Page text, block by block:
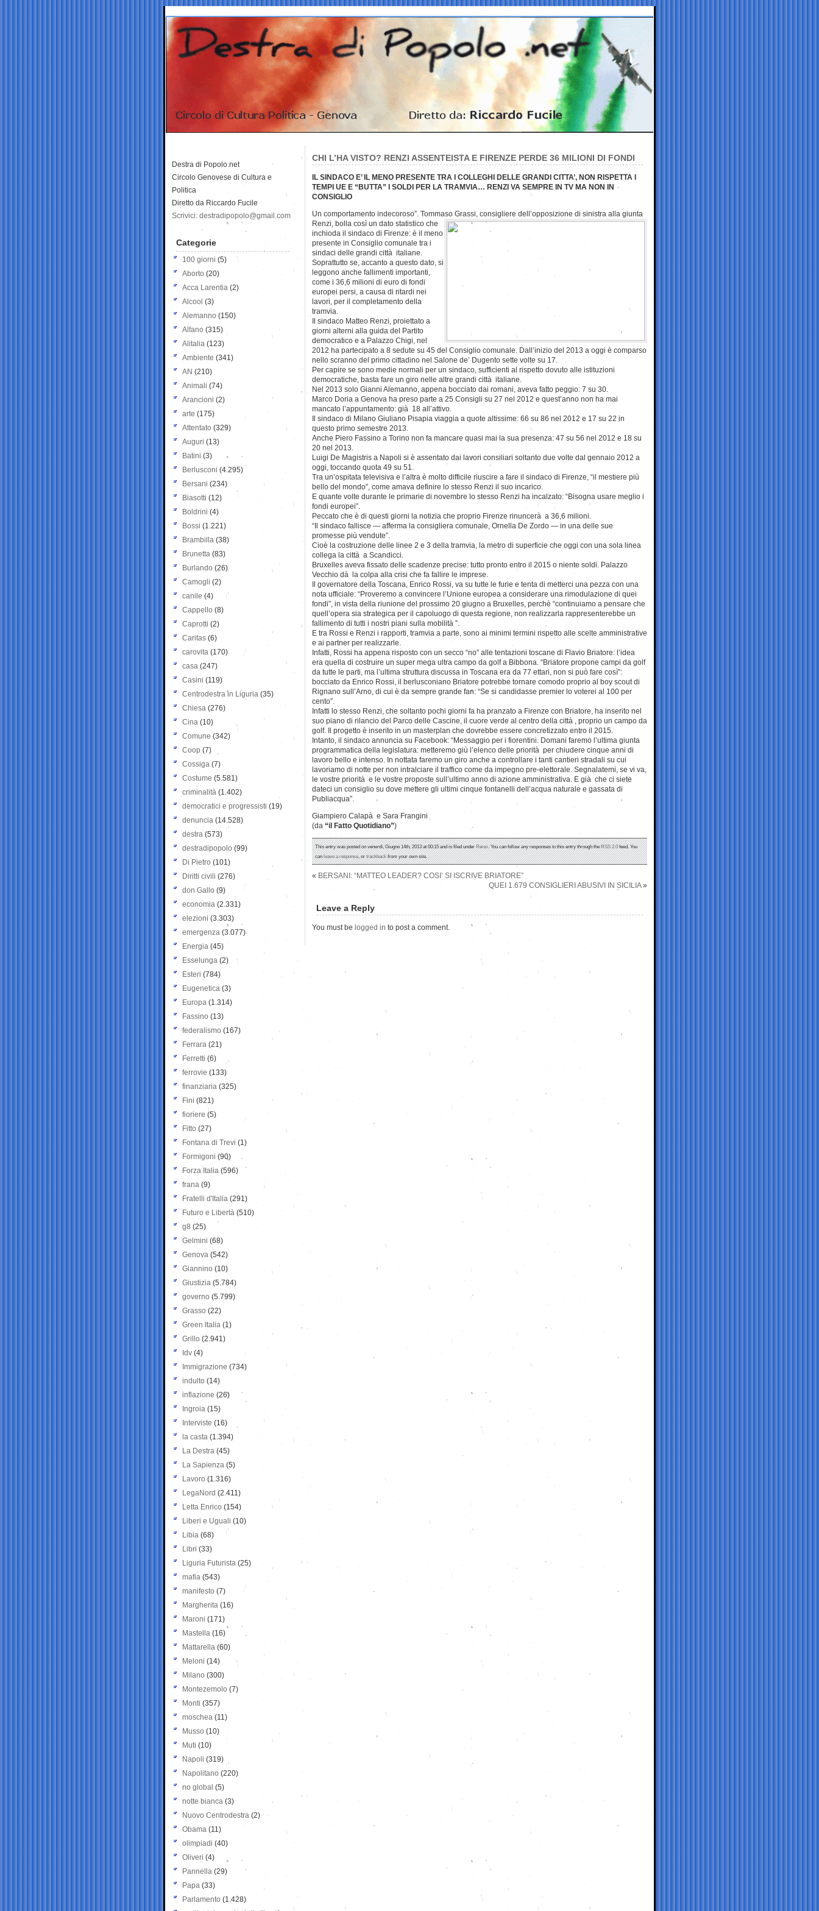
CHI L’HA VISTO? RENZI ASSENTEISTA E FIRENZE PERDE 36 MILIONI DI FONDI
IL SINDACO E’ IL MENO PRESENTE TRA I COLLEGHI DELLE GRANDI CITTA’, NON RISPETTA I
TEMPI UE E “BUTTA” I SOLDI PER LA TRAMVIA… RENZI VA SEMPRE IN TV MA NON IN
CONSIGLIO
Un comportamento indecoroso”. Tommaso Grassi, consigliere dell’opposizione di sinistra alla giunta
Renzi, bolla così un dato statistico che
inchioda il sindaco di Firenze: è il meno
presente in Consiglio comunale tra i
sindaci delle grandi città italiane.
Soprattutto se, accanto a questo dato, si
leggono anche fallimenti importanti,
come i 36,6 milioni di euro di fondi
europei persi, a causa di ritardi nei
lavori, per il completamento della
tramvia.
Il sindaco Matteo Renzi, proiettato a
giorni alterni alla guida del Partito
democratico e a Palazzo Chigi, nel
2012 ha partecipato a 8 sedute su 45 del Consiglio comunale. Dall’inizio del 2013 a oggi è comparso
nello scranno del primo cittadino nel Salone de’ Dugento sette volte su 17.
Per capire se sono medie normali per un sindaco, sufficienti al rispetto dovuto alle istituzioni
democratiche, basta fare un giro nelle altre grandi città italiane.
Nel 2013 solo Gianni Alemanno, appena bocciato dai romani, aveva fatto peggio: 7 su 30.
Marco Doria a Genova ha preso parte a 25 Consigli su 27 nel 2012 e quest’anno non ha mai
mancato l’appuntamento: già 18 all’attivo.
Il sindaco di Milano Giuliano Pisapia viaggia a quote altissime: 66 su 86 nel 2012 e 17 su 22 in
questo primo semestre 2013.
Anche Piero Fassino a Torino non fa mancare quasi mai la sua presenza: 47 su 56 nel 2012 e 18 su
20 nel 2013.
Luigi De Magistris a Napoli si è assentato dai lavori consiliari soltanto due volte dal gennaio 2012 a
oggi, toccando quota 49 su 51.
Tra un’ospitata televisiva e l’altra è molto difficile riuscire a fare il sindaco di Firenze, “il mestiere più
bello del mondo”, come amava definire lo stesso Renzi il suo incarico.
E quante volte durante le primarie di novembre lo stesso Renzi ha incalzato: “Bisogna usare meglio i
fondi europei”.
Peccato che è di questi giorni la notizia che proprio Firenze rinuncerà a 36,6 milioni.
“Il sindaco fallisce — afferma la consigliera comunale, Ornella De Zordo — in una delle sue
promesse più vendute”.
Cioè la costruzione delle linee 2 e 3 della tramvia, la metro di superficie che oggi con una sola linea
collega la città a Scandicci.
Bruxelles aveva fissato delle scadenze precise: tutto pronto entro il 2015 o niente soldi. Palazzo
Vecchio dà la colpa alla crisi che fa fallire le imprese.
Il governatore della Toscana, Enrico Rossi, va su tutte le furie e tenta di metterci una pezza con una
nota ufficiale: “Proveremo a convincere l’Unione europea a considerare una rimodulazione di quei
fondi”, in vista della riunione del prossimo 20 giugno a Bruxelles, perchè “continuiamo a pensare che
quell’opera sia strategica per il capoluogo di questa regione, non realizzarla rappresenterebbe un
fallimento di tutti i nostri piani sulla mobilità ”.
E tra Rossi e Renzi i rapporti, tramvia a parte, sono ai minimi termini rispetto alle scelte amministrative
e ai partner per realizzarle.
Infatti, Rossi ha appena risposto con un secco “no” alle tentazioni toscane di Flavio Briatore: l’idea
era quella di costruire un super mega ultra campo da golf a Bibbona. “Briatore propone campi da golf
da tutte le parti, ma l’ultima struttura discussa in Toscana era da 77 ettari, non si può fare così”:
bocciato da Enrico Rossi, il berlusconiano Briatore potrebbe tornare comodo proprio al boy scout di
Rignano sull’Arno, di cui è da sempre grande fan: “Se si candidasse premier lo voterei al 100 per
cento”.
Infatti lo stesso Renzi, che soltanto pochi giorni fa ha pranzato a Firenze con Briatore, ha inserito nel
suo piano di rilancio del Parco delle Cascine, il cuore verde al centro della città , proprio un campo da
golf. Il progetto è inserito in un masterplan che dovrebbe essere concretizzato entro il 2015.
Intanto, il sindaco annuncia su Facebook: “Messaggio per i fiorentini. Domani faremo l’ultima giunta
programmatica della legislatura: metteremo giù l’elenco delle priorità per chiudere cinque anni di
lavoro bello e intenso. In nottata faremo un giro anche a controllare i tanti cantieri stradali su cui
lavoriamo di notte per non intralciare il traffico come da impegno pre-elettorale. Segnalatemi, se vi va,
le vostre priorità e le vostre proposte sull’ultimo anno di azione amministrativa. E già che ci siete
dateci un consiglio su dove mettere gli ultimi cinque fontanelli dell’acqua naturale e gassata di
Publiacqua”.
Giampiero Calapà e Sara Frangini
(da “il Fatto Quotidiano”)
This entry was posted on venerdì, Giugno 14th, 2013 at 00:15 and is filed underRenzi. You can follow any responses to this entry through theRSS 2.0feed. You
canleave a response, ortrackbackfrom your own site.
« BERSANI: “MATTEO LEADER? COSI’ SI ISCRIVE BRIATORE”
QUEI 1.679 CONSIGLIERI ABUSIVI IN SICILIA»
Leave a Reply
You must be logged in to post a comment.
Destra di Popolo.net
Circolo Genovese di Cultura e
Politica
Diretto da Riccardo Fucile
Scrivici: destradipopolo@gmail.com
Categorie
100 giorni (5)
Aborto (20)
Acca Larentia (2)
Alcool (3)
Alemanno (150)
Alfano (315)
Alitalia (123)
Ambiente (341)
AN (210)
Animali (74)
Arancioni (2)
arte (175)
Attentato (329)
Auguri (13)
Batini (3)
Berlusconi (4.295)
Bersani (234)
Biasotti (12)
Boldrini (4)
Bossi (1.221)
Brambilla (38)
Brunetta (83)
Burlando (26)
Camogli (2)
canile (4)
Cappello (8)
Caprotti (2)
Caritas (6)
carovita (170)
casa (247)
Casini (119)
Centrodestra in Liguria (35)
Chiesa (276)
Cina (10)
Comune (342)
Coop (7)
Cossiga (7)
Costume (5.581)
criminalità (1.402)
democratici e progressisti (19)
denuncia (14.528)
destra (573)
destradipopolo (99)
Di Pietro (101)
Diritti civili (276)
don Gallo (9)
economia (2.331)
elezioni (3.303)
emergenza (3.077)
Energia (45)
Esselunga (2)
Esteri (784)
Eugenetica (3)
Europa (1.314)
Fassino (13)
federalismo (167)
Ferrara (21)
Ferretti (6)
ferrovie (133)
finanziaria (325)
Fini (821)
fioriere (5)
Fitto (27)
Fontana di Trevi (1)
Formigoni (90)
Forza Italia (596)
frana (9)
Fratelli d'Italia (291)
Futuro e Libertà (510)
g8 (25)
Gelmini (68)
Genova (542)
Giannino (10)
Giustizia (5.784)
governo (5.799)
Grasso (22)
Green Italia (1)
Grillo (2.941)
Idv (4)
Immigrazione (734)
indulto (14)
inflazione (26)
Ingroia (15)
Interviste (16)
la casta (1.394)
La Destra (45)
La Sapienza (5)
Lavoro (1.316)
LegaNord (2.411)
Letta Enrico (154)
Liberi e Uguali (10)
Libia (68)
Libri (33)
Liguria Futurista (25)
mafia (543)
manifesto (7)
Margherita (16)
Maroni (171)
Mastella (16)
Mattarella (60)
Meloni (14)
Milano (300)
Montezemolo (7)
Monti (357)
moschea (11)
Musso (10)
Muti (10)
Napoli (319)
Napolitano (220)
no global (5)
notte bianca (3)
Nuovo Centrodestra (2)
Obama (11)
olimpiadi (40)
Oliveri (4)
Pannella (29)
Papa (33)
Parlamento (1.428)